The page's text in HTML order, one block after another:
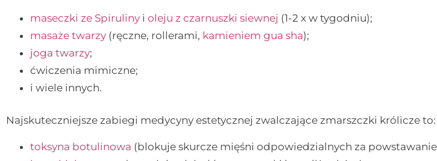
maseczki ze Spiruliny i oleju z czarnuszki siewnej (1-2 x w tygodniu);
masaże twarzy (ręczne, rollerami, kamieniem gua sha);
joga twarzy;
ćwiczenia mimiczne;
i wiele innych.
Najskuteczniejsze zabiegi medycyny estetycznej zwalczające zmarszczki królicze to:
toksyna botulinowa (blokuje skurcze mięśni odpowiedzialnych za